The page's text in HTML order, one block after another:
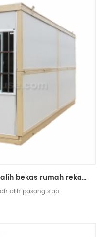
pemprosesan lipat mudah alih bekas rumah reka bentuk china lipat rumah pengeluar
alih pasang siap